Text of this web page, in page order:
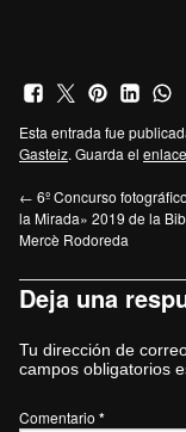
Esta entrada fue
Gasteiz. Guarda el
← 6º Concurso
la Mirada» 2019 de la
Mercè Rodoreda
Deja una
Tu dirección de
campos obligatorios
Comentario *